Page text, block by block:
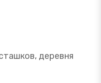
деревня